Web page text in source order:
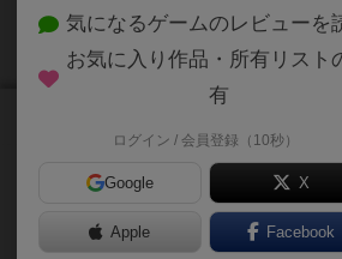
プレイ人数×事件。誰よりも
事件の解決を目指す競争系推
気になるゲームのレビューを
お気に入り作品・所有リスト
有
ログイン / 会員登録（10秒）
Google X
Apple Facebook